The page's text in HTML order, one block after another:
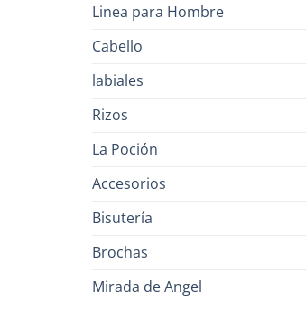
Linea para Hombre
Cabello
labiales
Rizos
La Poción
Accesorios
Bisutería
Brochas
Mirada de Angel